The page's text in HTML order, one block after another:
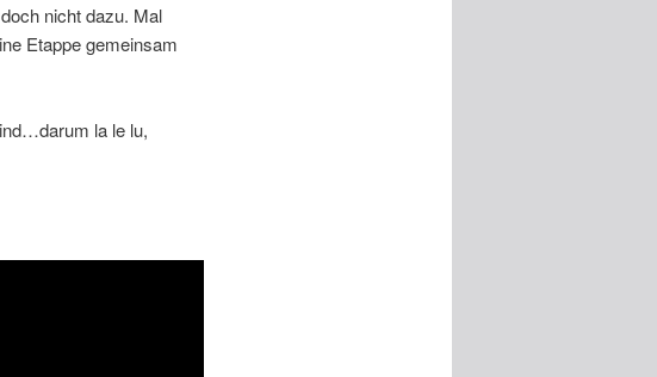
nicht dazu. Mal
Etappe gemeinsam
la le lu,